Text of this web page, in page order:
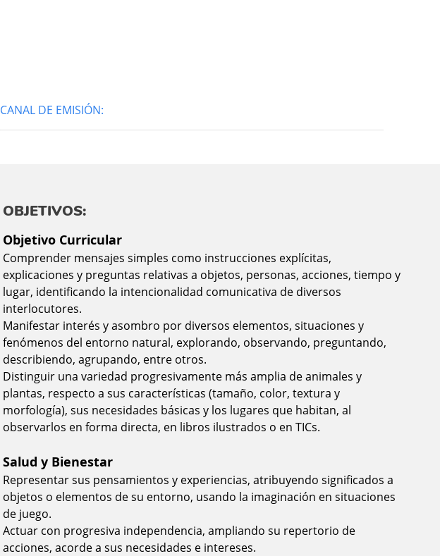
CANAL DE EMISIÓN:
OBJETIVOS:
Objetivo Curricular
Comprender mensajes simples como instrucciones explícitas,
explicaciones y preguntas relativas a objetos, personas, acciones, tiempo y
lugar, identificando la intencionalidad comunicativa de diversos
interlocutores.
Manifestar interés y asombro por diversos elementos, situaciones y
fenómenos del entorno natural, explorando, observando, preguntando,
describiendo, agrupando, entre otros.
Distinguir una variedad progresivamente más amplia de animales y
plantas, respecto a sus características (tamaño, color, textura y
morfología), sus necesidades básicas y los lugares que habitan, al
observarlos en forma directa, en libros ilustrados o en TICs.
Salud y Bienestar
Representar sus pensamientos y experiencias, atribuyendo significados a
objetos o elementos de su entorno, usando la imaginación en situaciones
de juego.
Actuar con progresiva independencia, ampliando su repertorio de
acciones, acorde a sus necesidades e intereses.